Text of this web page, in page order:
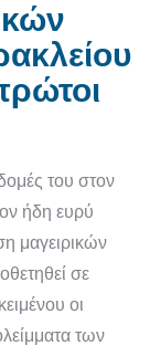
του στον
ήδη ευρύ
μαγειρικών
σε
οι
των